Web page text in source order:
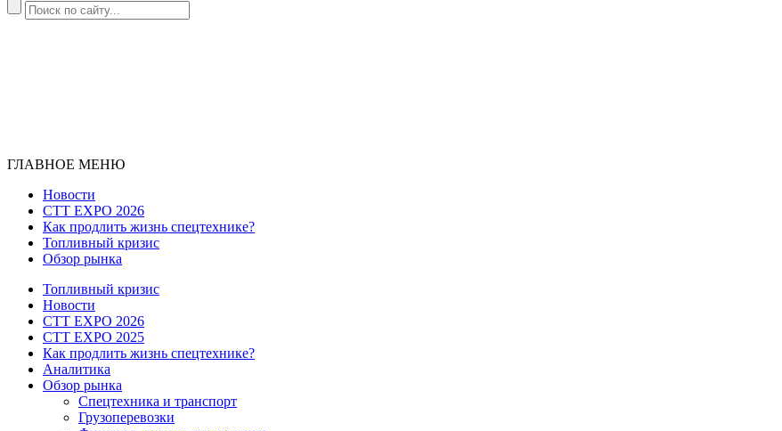
ГЛАВНОЕ МЕНЮ
Новости
CTT EXPO 2026
Как продлить жизнь спецтехнике?
Топливный кризис
Обзор рынка
Топливный кризис
Новости
CTT EXPO 2026
CTT EXPO 2025
Как продлить жизнь спецтехнике?
Аналитика
Обзор рынка
Спецтехника и транспорт
Грузоперевозки